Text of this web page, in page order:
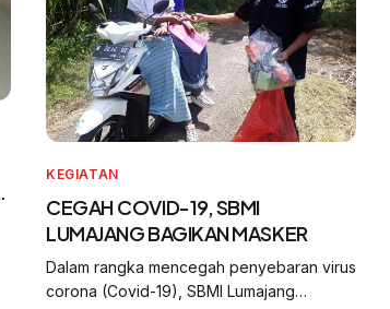
KEGIATAN
CEGAH COVID-19, SBMI
LUMAJANG BAGIKAN MASKER
Dalam rangka mencegah penyebaran virus
corona (Covid-19), SBMI Lumajang